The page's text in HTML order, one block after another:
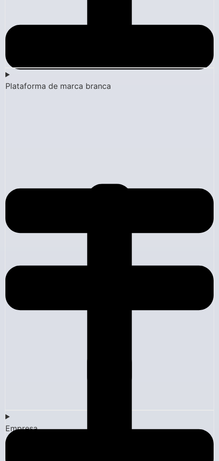
Empresa
Plataforma de marca branca